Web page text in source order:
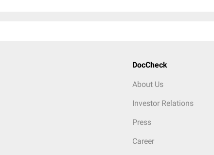
DocCheck
About Us
Investor Relations
Press
Career